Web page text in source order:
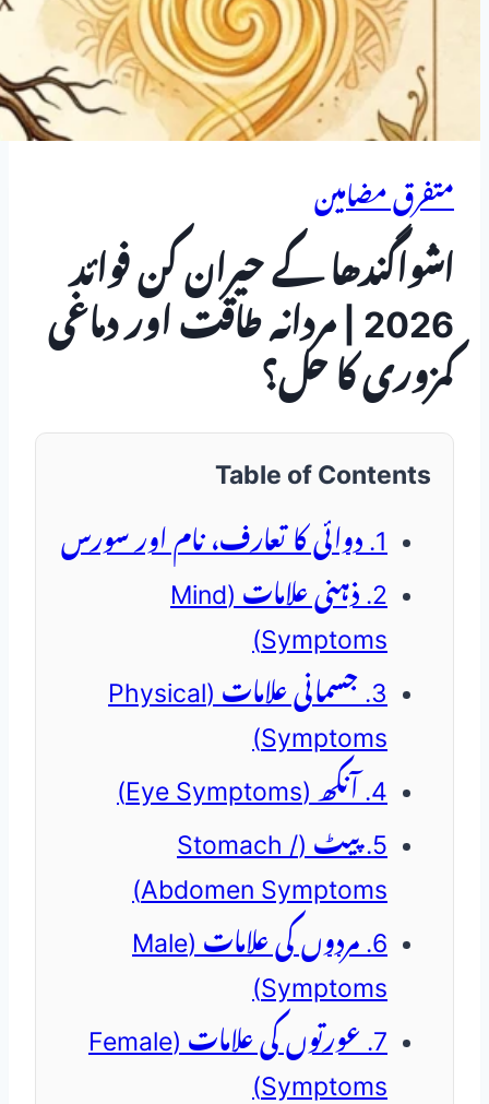
متفرق مضامین
اشواگندھا کے حیران کن فوائد
2026 | مردانہ طاقت اور دماغی
کمزوری کا حل؟
Table of Contents
1. دوائی کا تعارف، نام اور سورس
2. ذہنی علامات (Mind
Symptoms)
3. جسمانی علامات (Physical
Symptoms)
4. آنکھ (Eye Symptoms)
5. پیٹ (Stomach /
Abdomen Symptoms)
6. مردوں کی علامات (Male
Symptoms)
7. عورتوں کی علامات (Female
Symptoms)